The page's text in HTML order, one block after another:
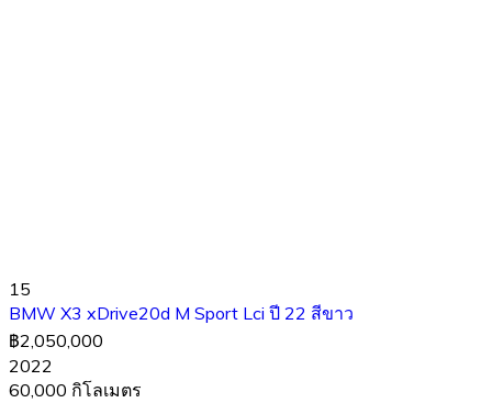
15
BMW X3 xDrive20d M Sport Lci ปี 22 สีขาว
฿2,050,000
2022
60,000 กิโลเมตร